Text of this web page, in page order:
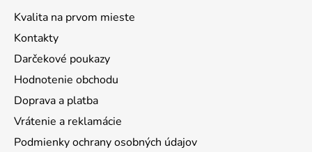
Kvalita na prvom mieste
Kontakty
Darčekové poukazy
Hodnotenie obchodu
Doprava a platba
Vrátenie a reklamácie
Podmienky ochrany osobných údajov